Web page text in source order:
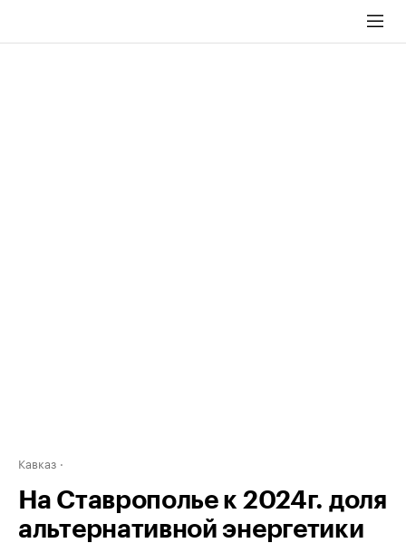
Кавказ
На Ставрополье к 2024г. доля
альтернативной энергетики